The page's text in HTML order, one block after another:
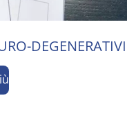
DEGENERATIVI